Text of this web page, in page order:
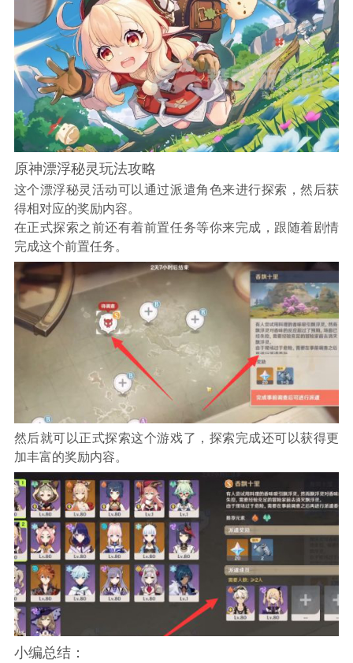
原神漂浮秘灵玩法攻略
这个漂浮秘灵活动可以通过派遣角色来进行探索，然后获
得相对应的奖励内容。
在正式探索之前还有着前置任务等你来完成，跟随着剧情
完成这个前置任务。
然后就可以正式探索这个游戏了，探索完成还可以获得更
加丰富的奖励内容。
小编总结：